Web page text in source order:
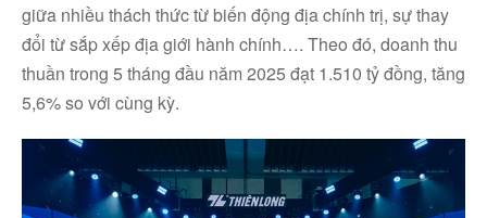
giữa nhiều thách thức từ biến động địa chính trị, sự thay
đổi từ sắp xếp địa giới hành chính…. Theo đó, doanh thu
thuần trong 5 tháng đầu năm 2025 đạt 1.510 tỷ đồng, tăng
5,6% so với cùng kỳ.